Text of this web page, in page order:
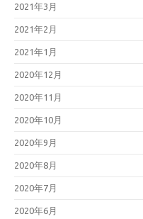
2021年3月
2021年2月
2021年1月
2020年12月
2020年11月
2020年10月
2020年9月
2020年8月
2020年7月
2020年6月